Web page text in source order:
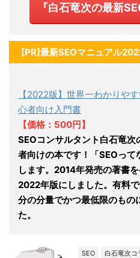
『白石竜次の最新
[PR]最新SEOマニュアル
【2022版】世界一わかりや
心者向け入門書
【価格：500円】
SEOコンサルタント白石竜
者向けの本です！「SEOっ
します。2014年発売の著書
2022年版にしました。有料
分の分量でかつ最低限のもの
た。
SEO 白石竜次コ